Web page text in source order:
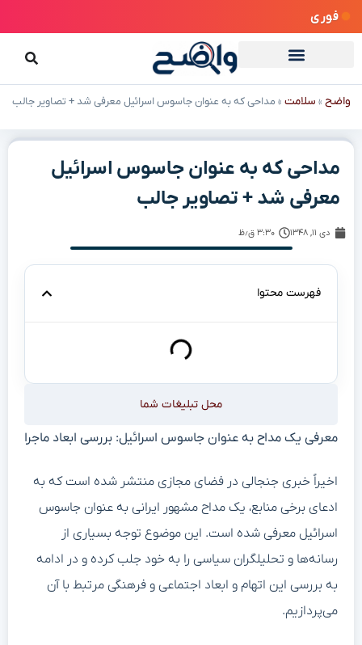
فوری
واضح » سلامت » مداحی که به عنوان جاسوس اسرائیل معرفی شد + تصاویر جالب
مداحی که به عنوان جاسوس اسرائیل
معرفی شد + تصاویر جالب
دی ۱۱, ۱۳۴۸ ۳:۳۰ ق٫ظ
فهرست محتوا
محل تبلیغات شما
معرفی یک مداح به عنوان جاسوس اسرائیل: بررسی ابعاد ماجرا
اخیراً خبری جنجالی در فضای مجازی منتشر شده است که به
ادعای برخی منابع، یک مداح مشهور ایرانی به عنوان جاسوس
اسرائیل معرفی شده است. این موضوع توجه بسیاری از
رسانه‌ها و تحلیلگران سیاسی را به خود جلب کرده و در ادامه
به بررسی این اتهام و ابعاد اجتماعی و فرهنگی مرتبط با آن
می‌پردازیم.